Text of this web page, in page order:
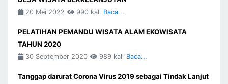
20 Mei 2022 990 kali Baca...
PELATIHAN PEMANDU WISATA ALAM EKOWISATA
TAHUN 2020
30 September 2020 989 kali Baca...
Tanggap darurat Corona Virus 2019 sebagai Tindak Lanjut